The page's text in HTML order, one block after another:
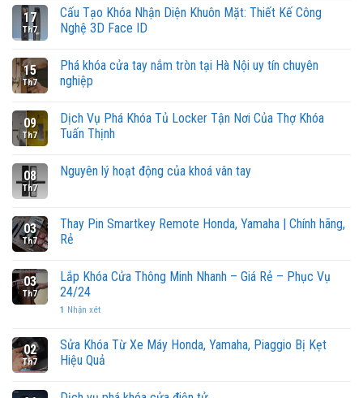
17
Th7
Cấu Tạo Khóa Nhận Diện Khuôn Mặt: Thiết Kế Công
Nghệ 3D Face ID
15
Th7
Phá khóa cửa tay nắm tròn tại Hà Nội uy tín chuyên
nghiệp
09
Th7
Dịch Vụ Phá Khóa Tủ Locker Tận Nơi Của Thợ Khóa
Tuấn Thịnh
08
Th7
Nguyên lý hoạt động của khoá vân tay
03
Th7
Thay Pin Smartkey Remote Honda, Yamaha | Chính hãng,
Rẻ
03
Th7
Lắp Khóa Cửa Thông Minh Nhanh – Giá Rẻ – Phục Vụ
24/24
1 Nhận xét
02
Th7
Sửa Khóa Từ Xe Máy Honda, Yamaha, Piaggio Bị Kẹt
Hiệu Quả